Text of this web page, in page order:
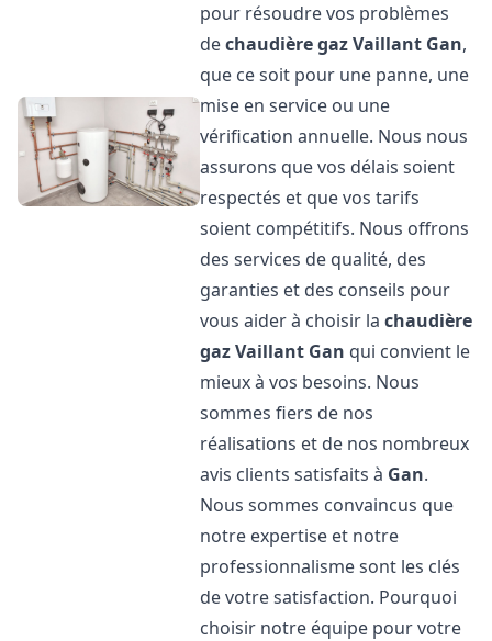
pour résoudre vos problèmes
dechaudière gaz Vaillant Gan,
que ce soit pour une panne, une
mise en service ou une
vérification annuelle. Nous nous
assurons que vos délais soient
respectés et que vos tarifs
soient compétitifs. Nous offrons
des services de qualité, des
garanties et des conseils pour
vous aider à choisir lachaudière
gaz Vaillant Gan qui convient le
mieux à vos besoins. Nous
sommes fiers de nos
réalisations et de nos nombreux
avis clients satisfaits à Gan.
Nous sommes convaincus que
notre expertise et notre
professionnalisme sont les clés
de votre satisfaction. Pourquoi
choisir notre équipe pour votre